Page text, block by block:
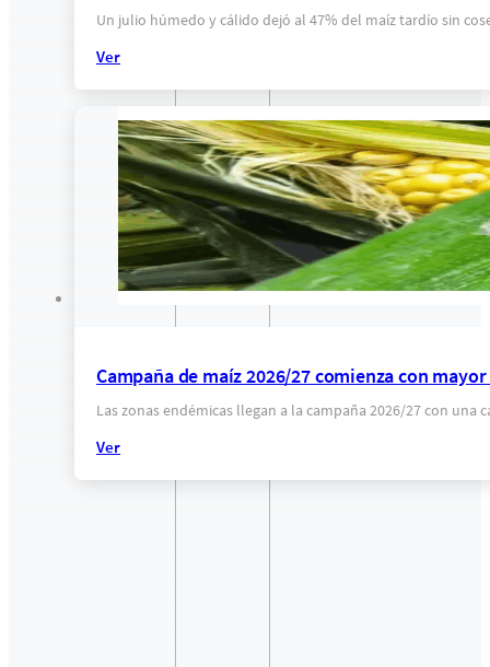
Un julio húmedo y cálido dejó al 47% del maíz tardío sin
Ver
Campaña de maíz 2026/27 comienza con
Las zonas endémicas llegan a la campaña 2026/27 con
Ver